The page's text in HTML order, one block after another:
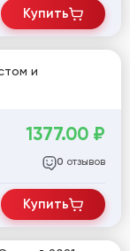
Купить
и
1377.00 ₽
0 отзывов
Купить